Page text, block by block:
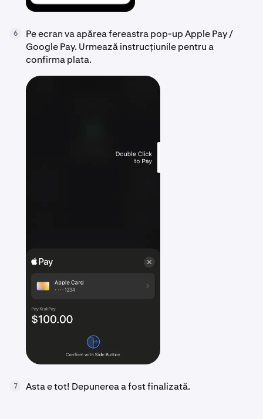
6
Pe ecran va apărea fereastra pop-up Apple Pay /
Google Pay. Urmează instrucțiunile pentru a
confirma plata.
7 Asta e tot! Depunerea a fost finalizată.